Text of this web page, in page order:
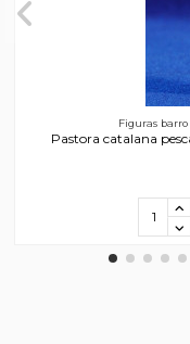
Figuras
Pastora catalana